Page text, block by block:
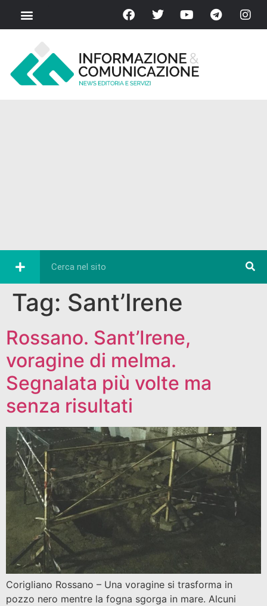
Tag: Sant’Irene
Rossano. Sant’Irene,
voragine di melma.
Segnalata più volte ma
senza risultati
Corigliano Rossano – Una voragine si trasforma in
pozzo nero mentre la fogna sgorga in mare. Alcuni